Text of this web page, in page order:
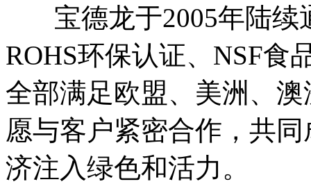
宝德龙于2005年陆续
ROHS环保认证、NSF食
全部满足欧盟、美洲、
愿与客户紧密合作，共
济注入绿色和活力。